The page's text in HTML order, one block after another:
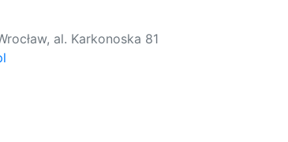
al. Karkonoska 81